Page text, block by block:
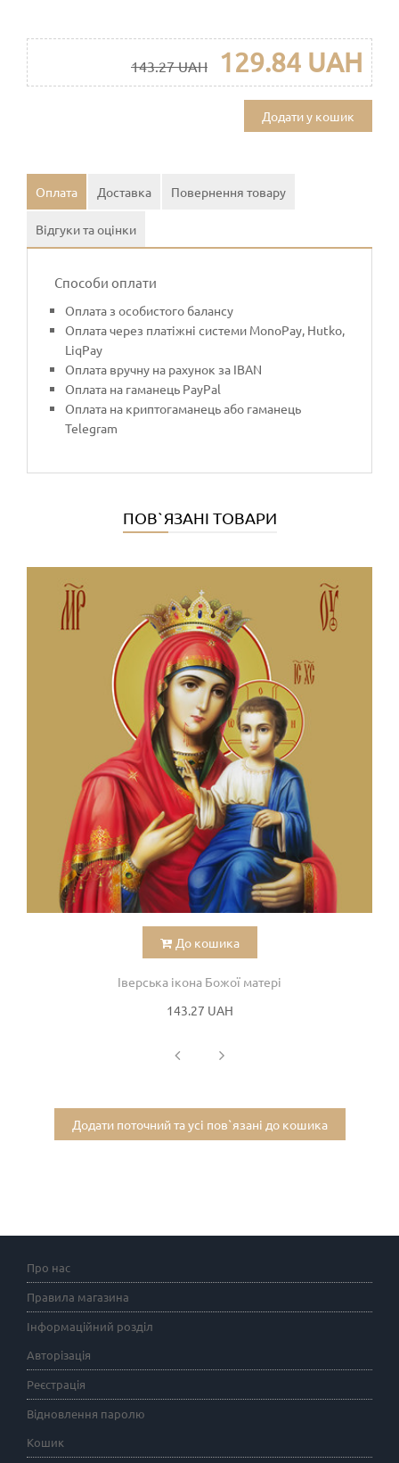
143.27 UAH 129.84 UAH
Додати у кошик
Оплата Доставка Повернення товару
Відгуки та оцінки
Способи оплати
Оплата з особистого балансу
Оплата через платіжні системи MonoPay, Hutko,
LiqPay
Оплата вручну на рахунок за IBAN
Оплата на гаманець PayPal
Оплата на криптогаманець або гаманець
Telegram
ПОВ`ЯЗАНІ ТОВАРИ
До кошика
Іверська ікона Божої матері
143.27 UAH
Додати поточний та усі пов`язані до кошика
Про нас
Правила магазина
Інформаційний розділ
Авторізація
Реєстрація
Відновлення паролю
Кошик